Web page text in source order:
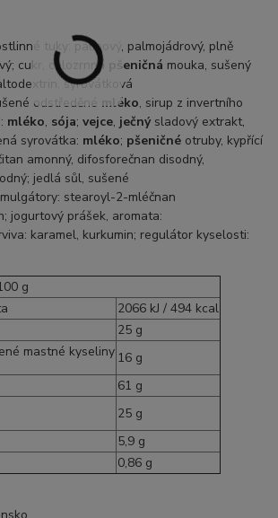
tuky: palmový, palmojádrový, plně
cukr, celozrnná
pšeničná mouka, sušený
syrovátková
odstředěné mléko, sirup z invertního
mléko, sója;vejce, ječnýsladový extrakt,
syrovátka: mléko; pšeničné otruby, kypřící
amonný, difosforečnan disodný,
jedlá sůl, sušené
stearoyl-2-mléčnan
jogurtový prášek, aromata:
karamel, kurkumin; regulátor kyselosti:
g
2066 kJ / 494 kcal
25 g
mastné kyseliny 16 g
61 g
25 g
5,9 g
0,86 g